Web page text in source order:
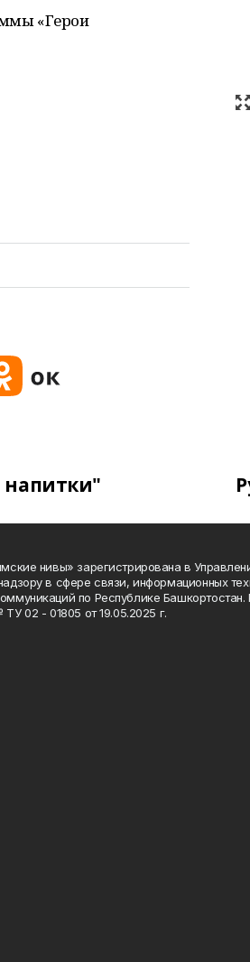
«Герои
напитки"
нивы» зарегистрирована в
в сфере связи, информационных
по Республике Башкортостан.
02 - 01805 от 19.05.2025 г.